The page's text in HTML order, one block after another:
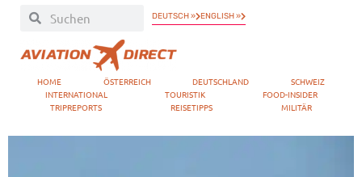
DEUTSCH » ENGLISH »
HOME ÖSTERREICH DEUTSCHLAND
SCHWEIZ
INTERNATIONAL
TOURISTIK
FOOD-INSIDER
TRIPREPORTS
REISETIPPS MILITÄR